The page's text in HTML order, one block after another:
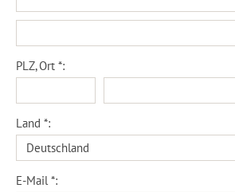
PLZ, Ort *:
Land *:
E-Mail *: